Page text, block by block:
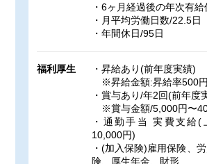
・6ヶ月経過後の年次有
・月平均労働日数/22.5日
・年間休日/95日
福利厚生
・昇給あり(前年度実績)
※昇給金額:昇給率500
・賞与あり/年2回(前年度
※賞与金額/5,000円〜
・通勤手当 実費支給(
10,000円)
・(加入保険)雇用保険、
険、厚生年金、財形